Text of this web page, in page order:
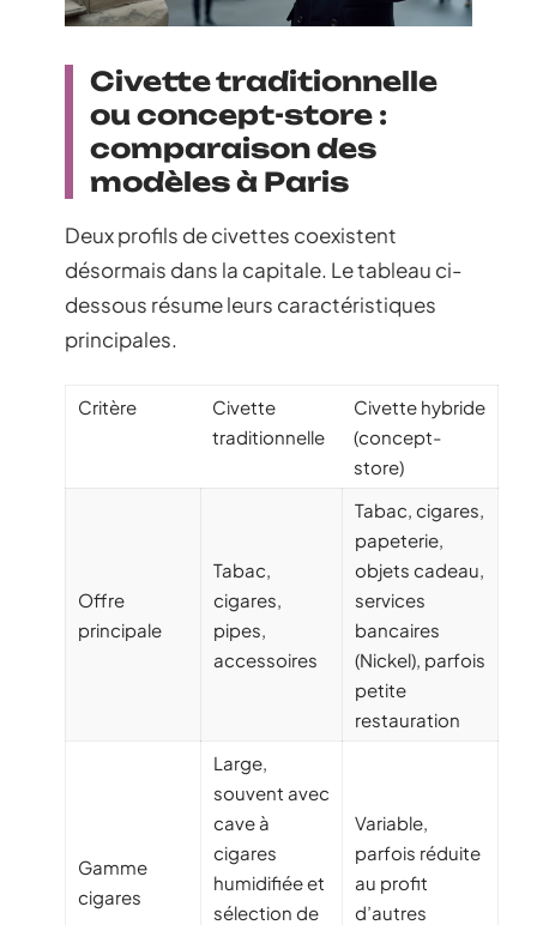
Civette traditionnelle
ou concept-store :
comparaison des
modèles à Paris
Deux profils de civettes coexistent
désormais dans la capitale. Le tableau ci-
dessous résume leurs caractéristiques
principales.
Critère
Civette
traditionnelle
Civette hybride
(concept-
store)
Offre
principale
Tabac,
cigares,
pipes,
accessoires
Tabac, cigares,
papeterie,
objets cadeau,
services
bancaires
(Nickel), parfois
petite
restauration
Gamme
cigares
Large,
souvent avec
cave à
cigares
humidifiée et
sélection de
Variable,
parfois réduite
au profit
d’autres